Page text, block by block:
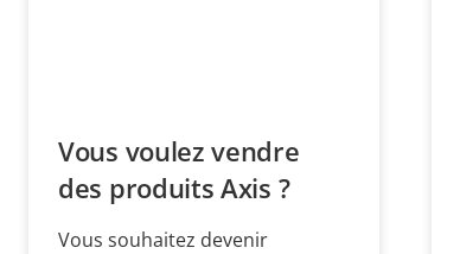
Vous voulez vendre
des produits Axis ?
Vous souhaitez devenir